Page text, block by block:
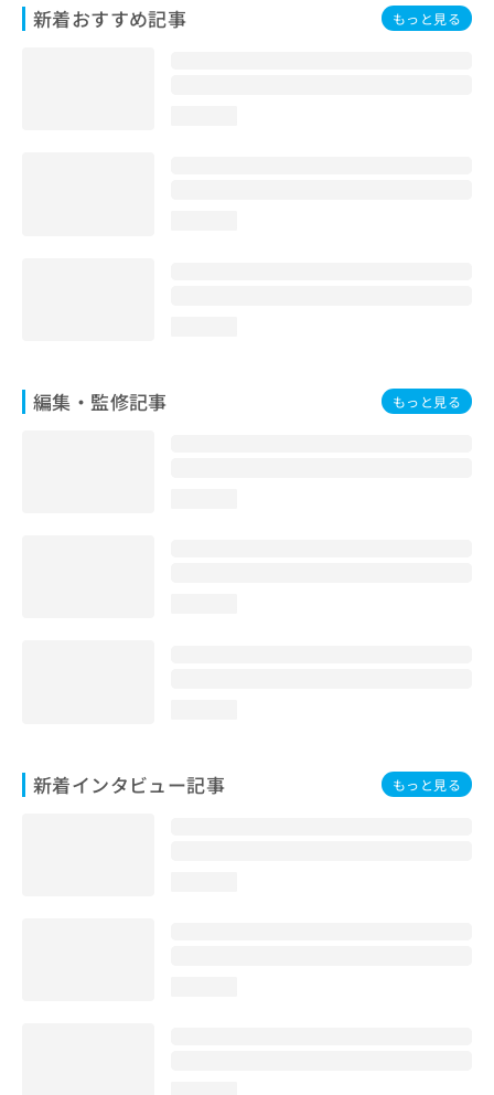
新着おすすめ記事 もっと見る
編集・監修記事 もっと見る
新着インタビュー記事 もっと見る
お